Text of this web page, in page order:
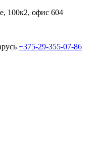
100к2, офис 604
+375-29-355-07-86